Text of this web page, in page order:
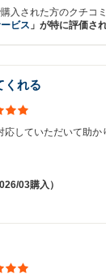
入された方のクチコ
ビス 」が特に評価さ
くれる
応していただいて助
03購入）